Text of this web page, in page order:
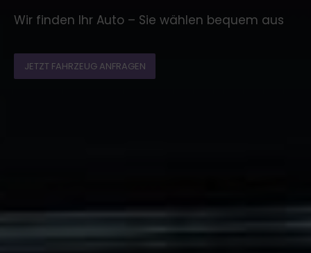
Wir finden Ihr Auto – Sie wählen bequem aus
JETZT FAHRZEUG ANFRAGEN